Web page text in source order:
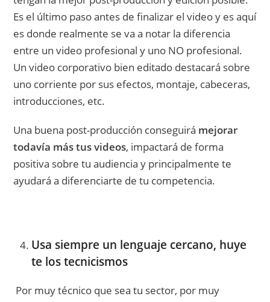
Es el último paso antes de finalizar el video y es aquí
es donde realmente se va a notar la diferencia
entre un video profesional y uno NO profesional.
Un video corporativo bien editado destacará sobre
uno corriente por sus efectos, montaje, cabeceras,
introducciones, etc.
Una buena post-producción conseguirá mejorar
todavía más tus videos, impactará de forma
positiva sobre tu audiencia y principalmente te
ayudará a diferenciarte de tu competencia.
Usa siempre un lenguaje cercano, huye
te los tecnicismos
Por muy técnico que sea tu sector, por muy